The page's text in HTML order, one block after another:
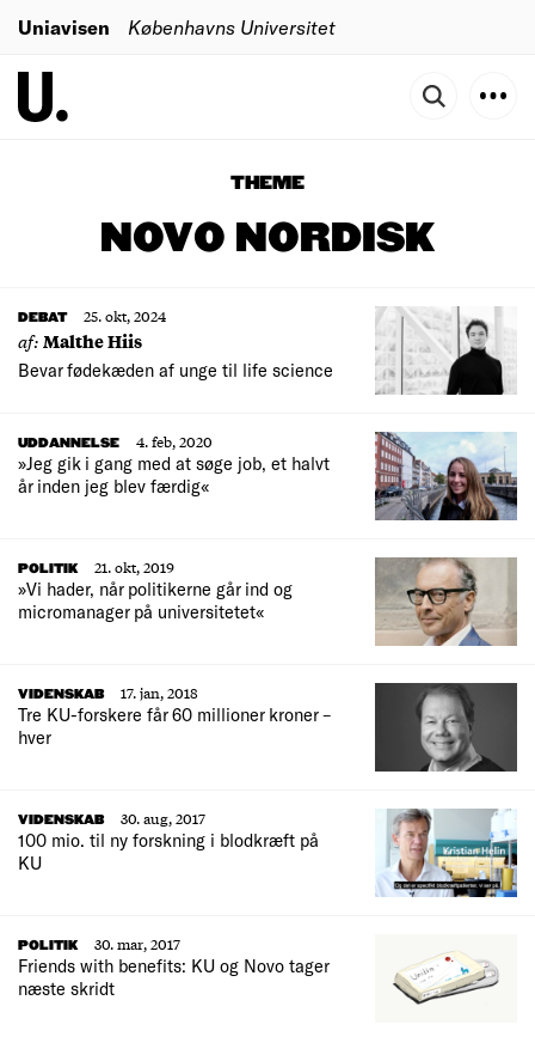
Uniavisen Københavns Universitet
THEME
NOVO NORDISK
DEBAT 25. okt, 2024
af:Malthe Hiis
Bevar fødekæden af unge til life science
UDDANNELSE
4. feb, 2020
»Jeg gik i gang med at søge job, et halvt
år inden jeg blev færdig«
POLITIK
21. okt, 2019
»Vi hader, når politikerne går ind og
micromanager på universitetet«
VIDENSKAB
17. jan, 2018
Tre KU-forskere får 60 millioner kroner –
hver
VIDENSKAB
30. aug, 2017
100 mio. til ny forskning i blodkræft på
KU
POLITIK
30. mar, 2017
Friends with benefits: KU og Novo tager
næste skridt